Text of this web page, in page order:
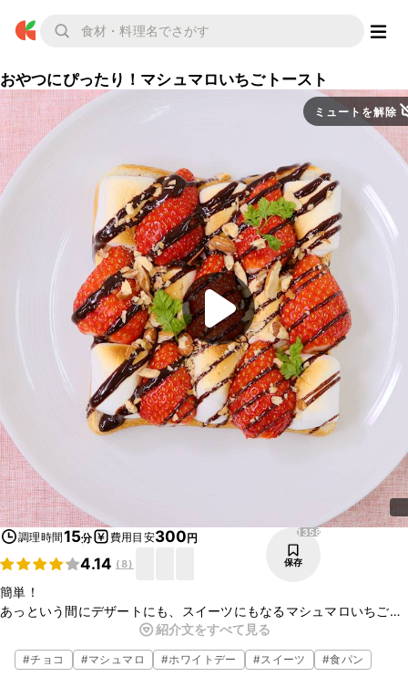
おやつにぴったり！マシュマロいちごトースト
ミュートを解除
調理時間15分 費用目安300円
4.14 (8)
1358
保存
簡単！
あっという間にデザートにも、スイーツにもなるマシュマロいちご
トーストが作れちゃいます！
短時間で作れるので、時間がないときにもおすすめです！
溶けた甘いマシュマロと、いちごの酸味が相性抜群です！
紹介文をすべて見る
#チョコ #マシュマロ #ホワイトデー #スイーツ #食パン